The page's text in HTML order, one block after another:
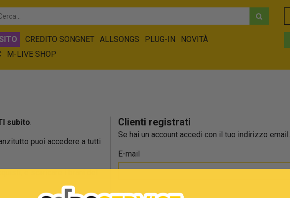
CREDITO SONGNET ALLSONGS PLUG-IN
NOVITÀ
M-LIVE SHOP
Clienti registrati
Se hai un account accedi con il tuo indirizzo email.
E-mail
Password
subito.
puoi accedere a tutti
e scaricare i brani del